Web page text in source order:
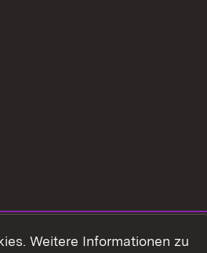
Weitere Informationen zu